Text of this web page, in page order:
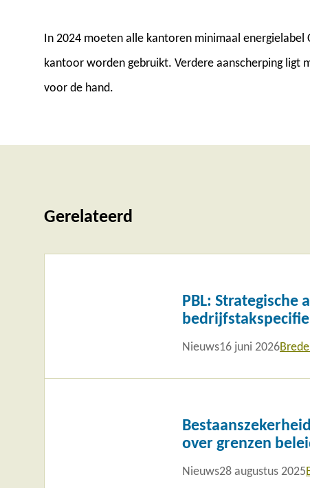
In 2024 moeten alle kantoren minimaal energielabel
kantoor worden gebruikt. Verdere aanscherping ligt
voor de hand.
Gerelateerd
PBL:
Nieuws16 juni 2026
over grenzen
Nieuws28 augustus 2025